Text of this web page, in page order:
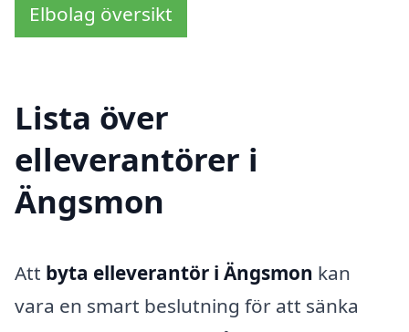
Elbolag översikt
Lista över
elleverantörer i
Ängsmon
Att byta elleverantör i Ängsmon kan
vara en smart beslutning för att sänka